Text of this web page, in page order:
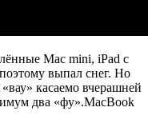
Mac mini, iPad с
выпал снег. Но
касаемо вчерашней
два «фу».MacBook